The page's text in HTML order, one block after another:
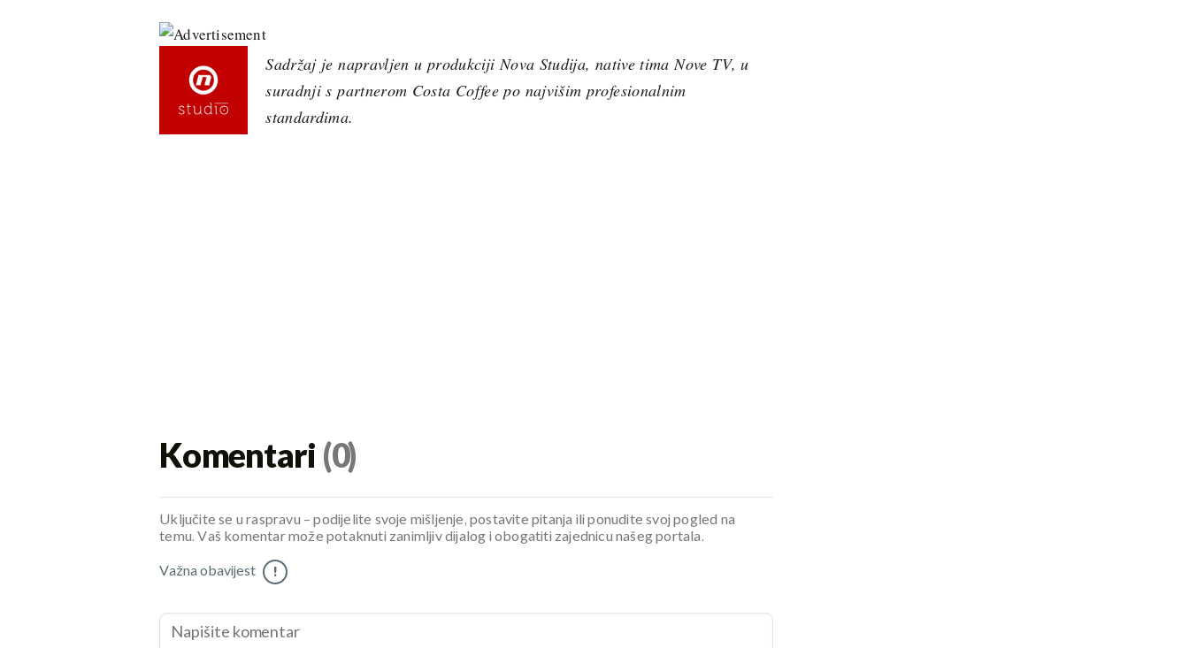
Sadržaj je napravljen u produkciji Nova Studija, native tima Nove TV, u
suradnji s partnerom Costa Coffee po najvišim profesionalnim
standardima.
Komentari (0)
Uključite se u raspravu – podijelite svoje mišljenje, postavite pitanja ili ponudite svoj pogled na
temu. Vaš komentar može potaknuti zanimljiv dijalog i obogatiti zajednicu našeg portala.
Važna obavijest !